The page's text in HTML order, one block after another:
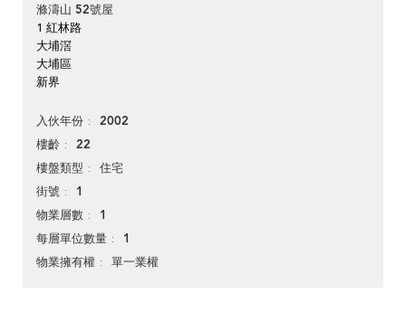
滌濤山 52號屋
1 紅林路
大埔滘
大埔區
新界
入伙年份 2002
樓齡 22
樓盤類型 住宅
街號 1
物業層數 1
每層單位數量 1
物業擁有權 單一業權